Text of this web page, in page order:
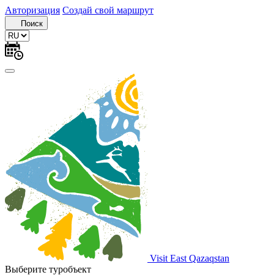
Авторизация Создай свой маршрут
Поиск
Visit East Qazaqstan
Выберите туробъект